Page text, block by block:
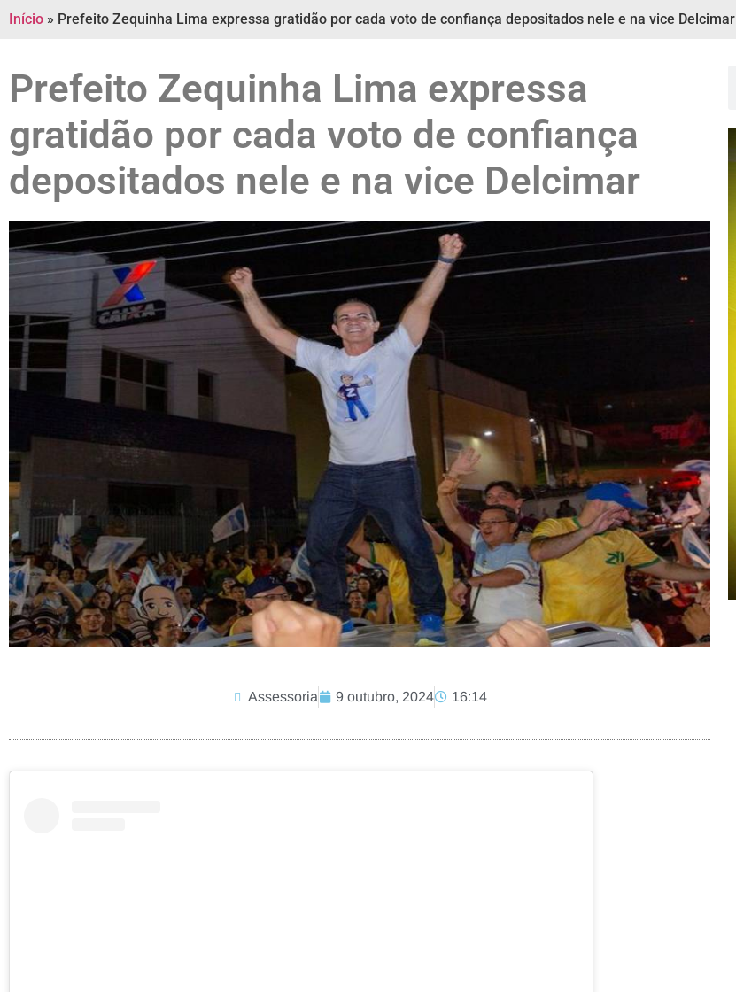
Início » Prefeito Zequinha Lima expressa gratidão por cada voto de confiança depositados nele e na vice Delcimar
Prefeito Zequinha Lima expressa
gratidão por cada voto de confiança
depositados nele e na vice Delcimar
Assessoria 9 outubro, 2024 16:14